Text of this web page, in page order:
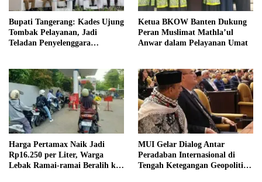
Bupati Tangerang: Kades Ujung
Tombak Pelayanan, Jadi
Teladan Penyelenggara
Ketua BKOW Banten Dukung
Peran Muslimat Mathla’ul
Anwar dalam Pelayanan Umat
Harga Pertamax Naik Jadi
Rp16.250 per Liter, Warga
Lebak Ramai-ramai Beralih ke
MUI Gelar Dialog Antar
Peradaban Internasional di
Tengah Ketegangan Geopolitik